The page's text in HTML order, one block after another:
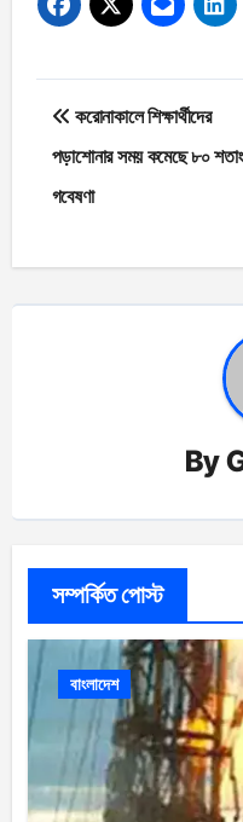
Post
navigation
করোনাকালে শিক্ষার্থীদের
পড়াশোনার সময় কমেছে ৮০
গবেষণা
By
সম্পর্কিত পোস্ট
বাংলাদেশ